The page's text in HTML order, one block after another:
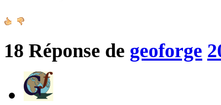
18 Réponse de geoforge